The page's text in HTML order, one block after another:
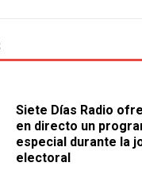
Siete Días Radio
en directo un
especial durante la
electoral